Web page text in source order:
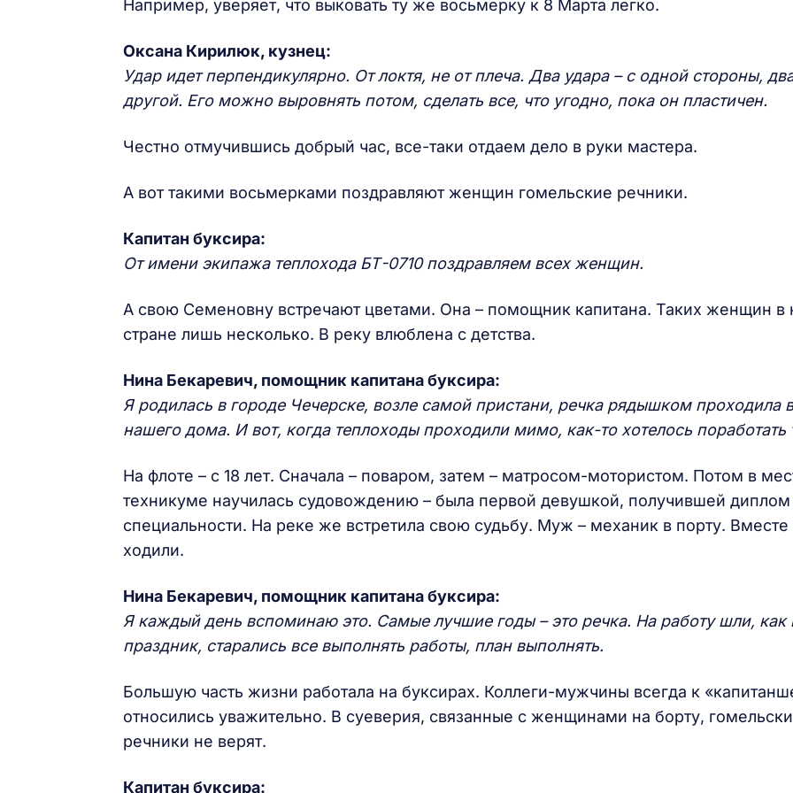
Например, уверяет, что выковать ту же восьмерку к 8 Марта легко.
Оксана Кирилюк, кузнец:
Удар идет перпендикулярно. От локтя, не от плеча. Два удара – с одной стороны,
другой. Его можно выровнять потом, сделать все, что угодно, пока он пластичен.
Честно отмучившись добрый час, все-таки отдаем дело в руки мастера.
А вот такими восьмерками поздравляют женщин гомельские речники.
Капитан буксира:
От имени экипажа теплохода БТ-0710 поздравляем всех женщин.
А свою Семеновну встречают цветами. Она – помощник капитана. Таких женщин в
стране лишь несколько. В реку влюблена с детства.
Нина Бекаревич, помощник капитана буксира:
Я родилась в городе Чечерске, возле самой пристани, речка рядышком проходила
нашего дома. И вот, когда теплоходы проходили мимо, как-то хотелось поработать
На флоте – с 18 лет. Сначала – поваром, затем – матросом-мотористом. Потом в
техникуме научилась судовождению – была первой девушкой, получившей диплом
специальности. На реке же встретила свою судьбу. Муж – механик в порту.
ходили.
Нина Бекаревич, помощник капитана буксира:
Я каждый день вспоминаю это. Самые лучшие годы – это речка. На работу шли, как
праздник, старались все выполнять работы, план выполнять.
Большую часть жизни работала на буксирах. Коллеги-мужчины всегда к
относились уважительно. В суеверия, связанные с женщинами на борту,
речники не верят.
Капитан буксира: